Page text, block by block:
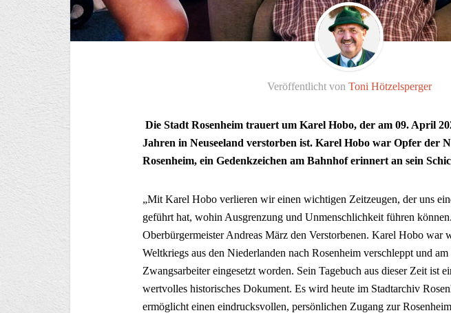
Veröffentlicht von Toni Hötzelsperger
Die Stadt Rosenheim trauert um Karel Hobo, der am 09. April
Jahren in Neuseeland verstorben ist. Karel Hobo war Opfer der
Rosenheim, ein Gedenkzeichen am Bahnhof erinnert an sein
„Mit Karel Hobo verlieren wir einen wichtigen Zeitzeugen, der uns
geführt hat, wohin Ausgrenzung und Unmenschlichkeit führen
Oberbürgermeister Andreas März den Verstorbenen. Karel Hobo war
Weltkriegs aus den Niederlanden nach Rosenheim verschleppt und
Zwangsarbeiter eingesetzt worden. Sein Tagebuch aus dieser Zeit ist
wertvolles historisches Dokument. Es wird heute im Stadtarchiv
ermöglicht einen eindrucksvollen, persönlichen Zugang zur